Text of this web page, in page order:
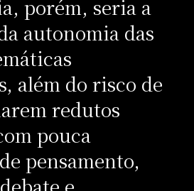
porém, seria a
autonomia das
além do risco de
redutos
pouca
pensamento,
e